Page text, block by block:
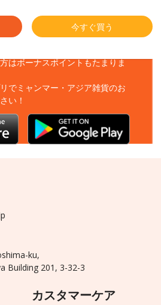
今すぐ買う
はボーナスポイントもたまりま
でミャンマー・アジア雑貨のお
い！
ku,
Building 201, 3-32-3
カスタマーケア